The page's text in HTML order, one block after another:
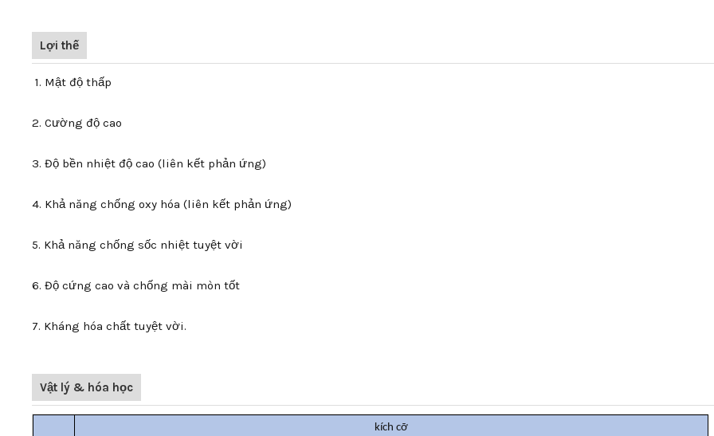
Lợi thế
1. Mật độ thấp
2. Cường độ cao
3. Độ bền nhiệt độ cao (liên kết phản ứng)
4. Khả năng chống oxy hóa (liên kết phản ứng)
5. Khả năng chống sốc nhiệt tuyệt vời
6. Độ cứng cao và chống mài mòn tốt
7. Kháng hóa chất tuyệt vời.
Vật lý & hóa học
kích cỡ